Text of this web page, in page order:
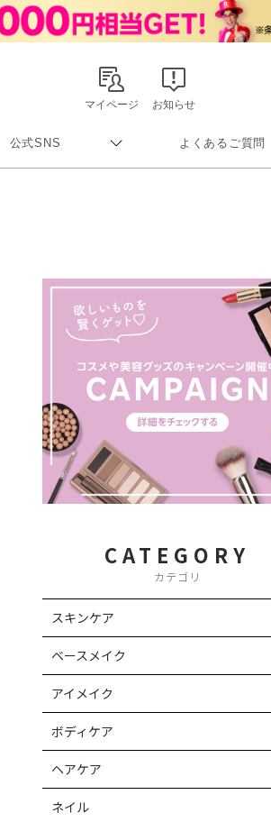
お知らせ
マイページ
公式SNS
Link
よくあるご質問
CATEGORY
カテゴリ
スキンケア
ベースメイク
アイメイク
ボディケア
ヘアケア
ネイル